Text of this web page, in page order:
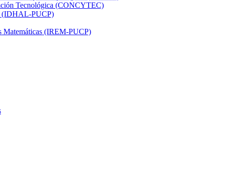
Tecnológica (CONCYTEC)
(IDHAL-PUCP)
Matemáticas (IREM-PUCP)